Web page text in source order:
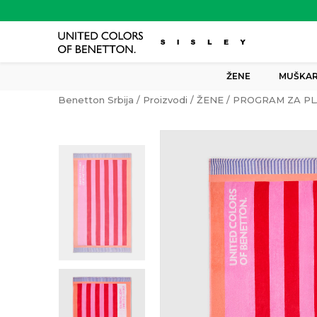
ŽENE
Benetton Srbija Proizvodi ŽENE PROGRAM ZA